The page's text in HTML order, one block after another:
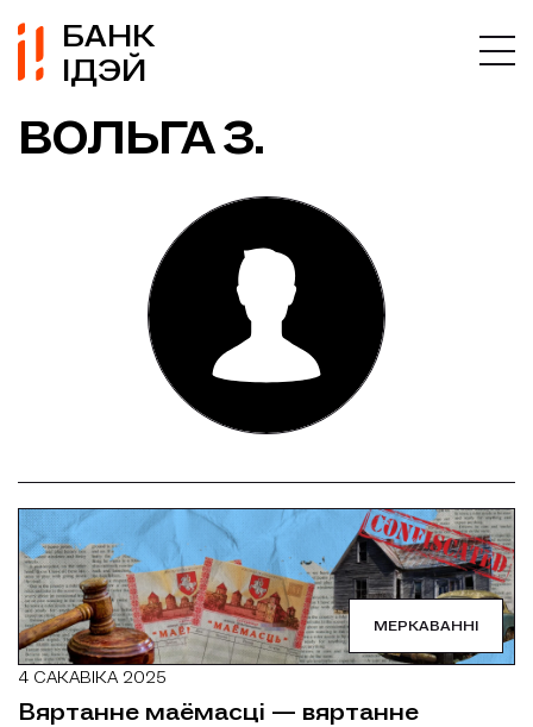
БАНК
ІДЭЙ
ВОЛЬГА З.
МЕРКАВАННІ
4 САКАВІКА 2025
Вяртанне маёмасцi — вяртанне